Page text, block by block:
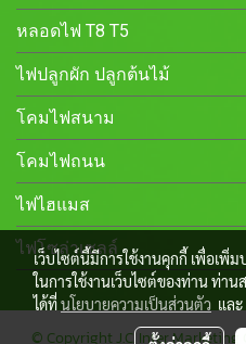
หลอดไฟ T8 T5
ไฟปลูกผัก ปลูกต้นไม้
โคมไฟสนาม
โคมไฟถนน
ไฟไฮแมส
ไฟโซล่าเซลล์
© Copyright J.C. Inter Marketing
เว็บไซต์นี้มีการใช้งานคุกกี้ เพื่อเ
ในการใช้งานเว็บไซต์ของท่าน ท่า
ได้ที่นโยบายความเป็นส่วนตัว และ